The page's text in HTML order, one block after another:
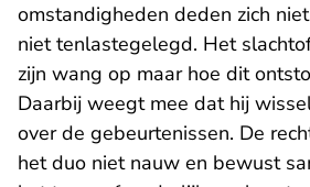
omstandigheden deden zich
niet tenlastegelegd. Het
zijn wang op maar hoe dit
Daarbij weegt mee dat hij
over de gebeurtenissen. De
het duo niet nauw en bewust